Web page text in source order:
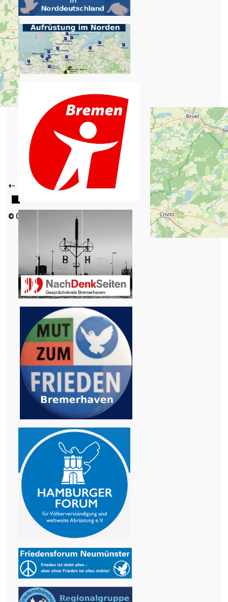
+−
© OpenStreetMap